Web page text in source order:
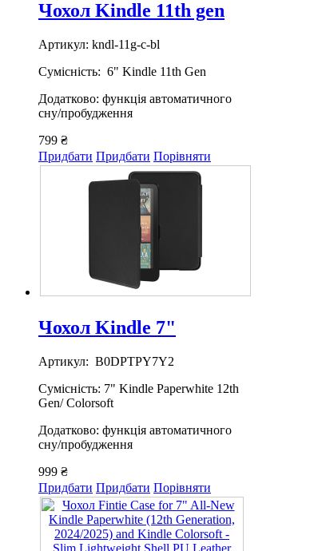
Чохол Kindle 11th gen
Артикул: kndl-11g-c-bl
Сумісність: 6" Kindle 11th Gen
Додатково: функція автоматичного
сну/пробудження
799 ₴
Придбати Придбати Порівняти
Чохол Kindle 7"
Артикул: B0DPTPY7Y2
Сумісність: 7" Kindle Paperwhite 12th
Gen/ Colorsoft
Додатково: функція автоматичного
сну/пробудження
999 ₴
Придбати Придбати Порівняти